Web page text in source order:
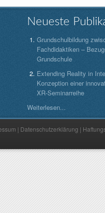
Neueste
Grundschulbildung
Fachdidaktiken –
Grundschule
Extending Reality in
Konzeption einer
XR-Seminarreihe
Weiterlesen...
| Datenschutzerklärung |